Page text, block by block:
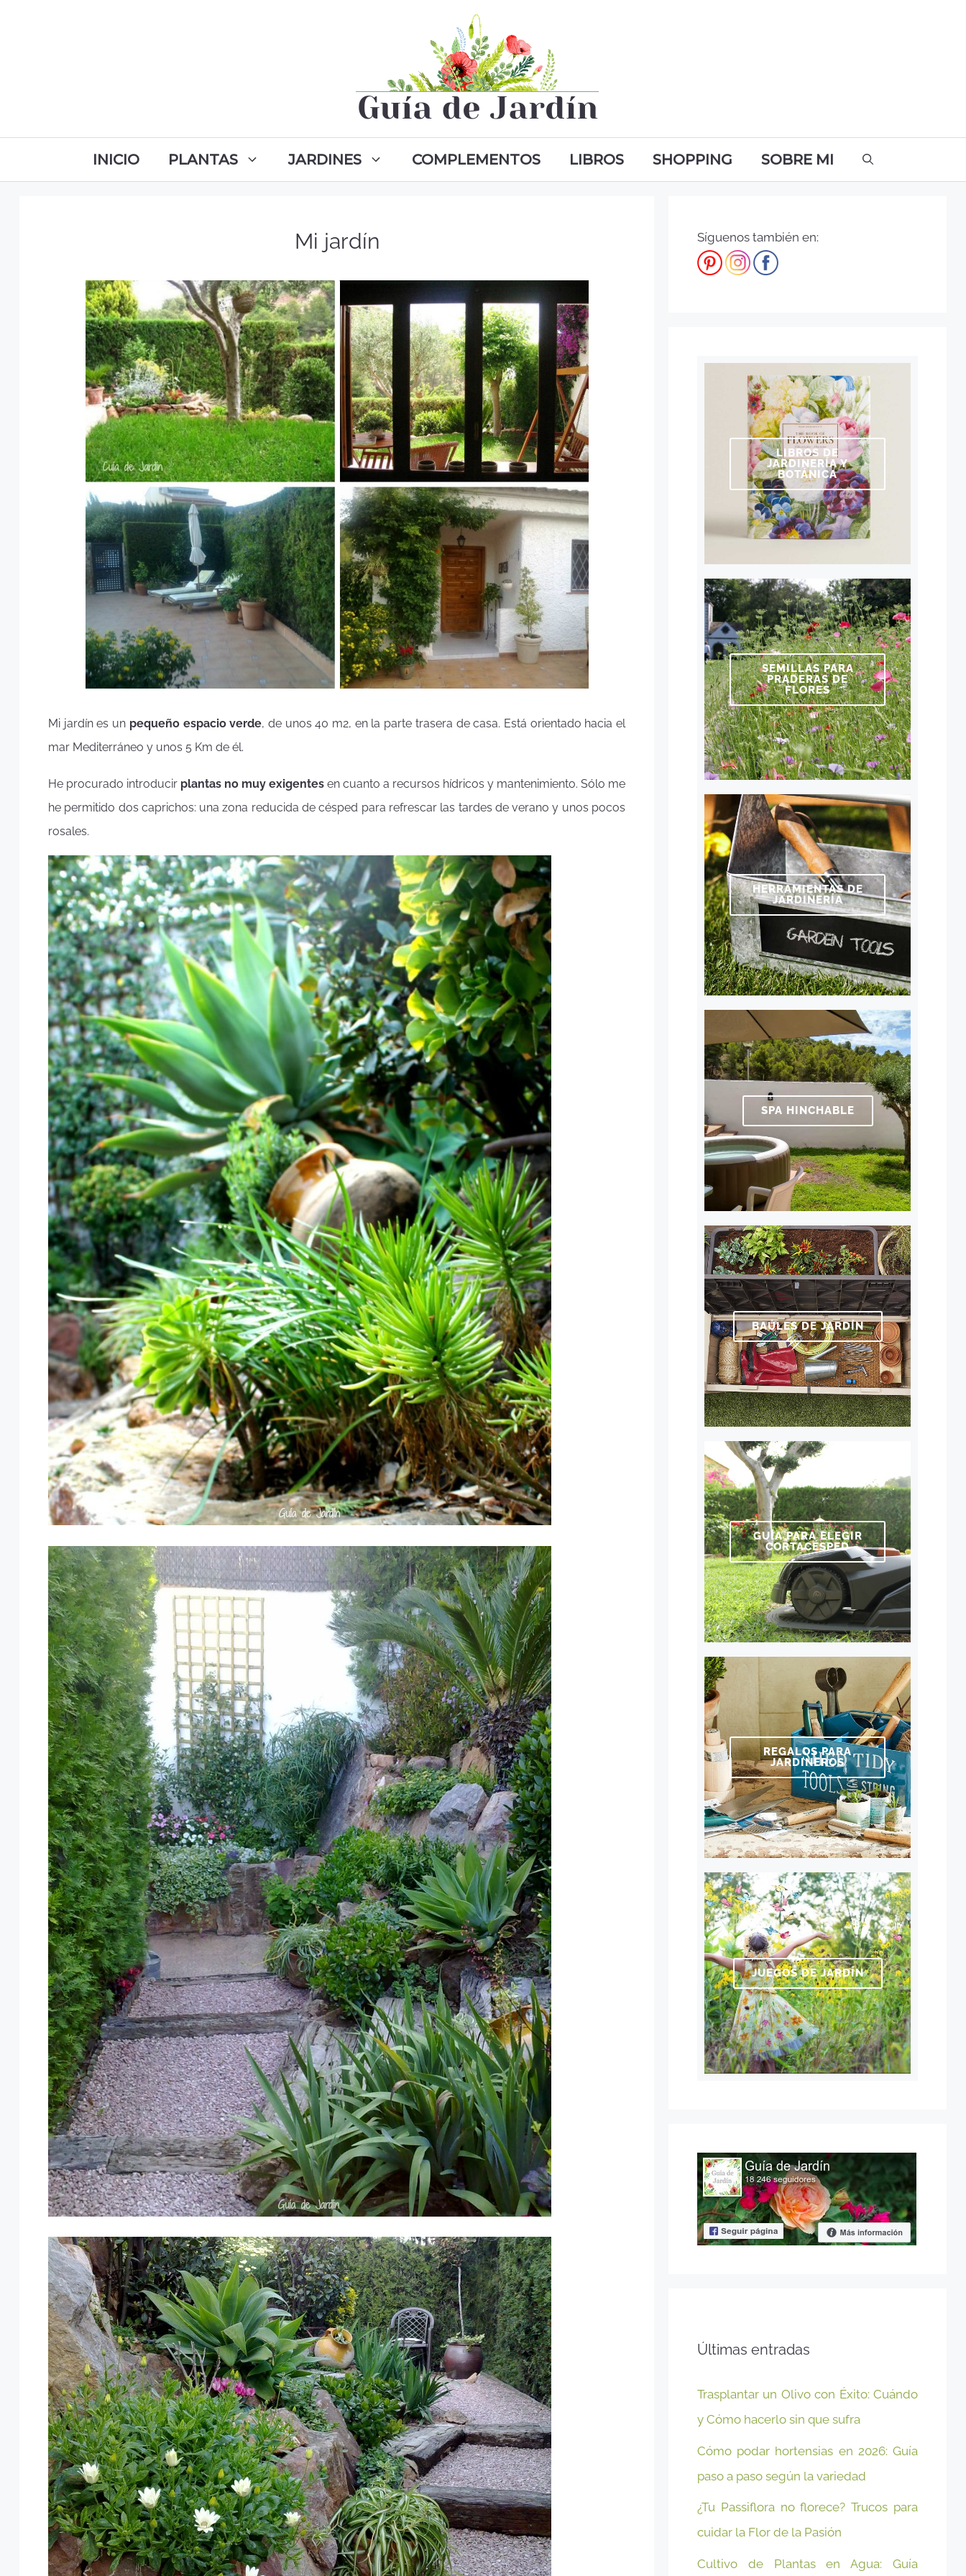
INICIO PLANTAS JARDINES COMPLEMENTOS LIBROS SHOPPING SOBRE MI
Mi jardín
Mi jardín es un pequeño espacio verde, de unos 40 m2, en la parte trasera de casa. Está orientado hacia el
mar Mediterráneo y unos 5 Km de él.
He procurado introducir plantas no muy exigentes en cuanto a recursos hídricos y mantenimiento. Sólo me
he permitido dos caprichos: una zona reducida de césped para refrescar las tardes de verano y unos pocos
rosales.
Síguenos también en:
LIBROS DE
JARDINERÍA Y
BOTÁNICA
SEMILLAS PARA
PRADERAS DE
FLORES
HERRAMIENTAS DE
JARDINERÍA
SPA HINCHABLE
BAÚLES DE JARDÍN
GUÍA PARA ELEGIR
CORTACÉSPED
REGALOS PARA
JARDINEROS
JUEGOS DE JARDÍN
Últimas entradas
Trasplantar un Olivo con Éxito: Cuándo
y Cómo hacerlo sin que sufra
Cómo podar hortensias en 2026: Guía
paso a paso según la variedad
¿Tu Passiflora no florece? Trucos para
cuidar la Flor de la Pasión
Cultivo de Plantas en Agua: Guía